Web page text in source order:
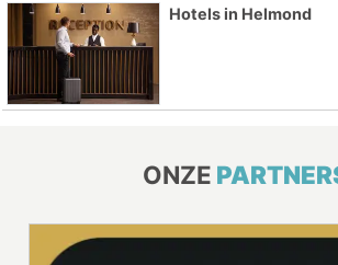
Hotels in Helmond
ONZE